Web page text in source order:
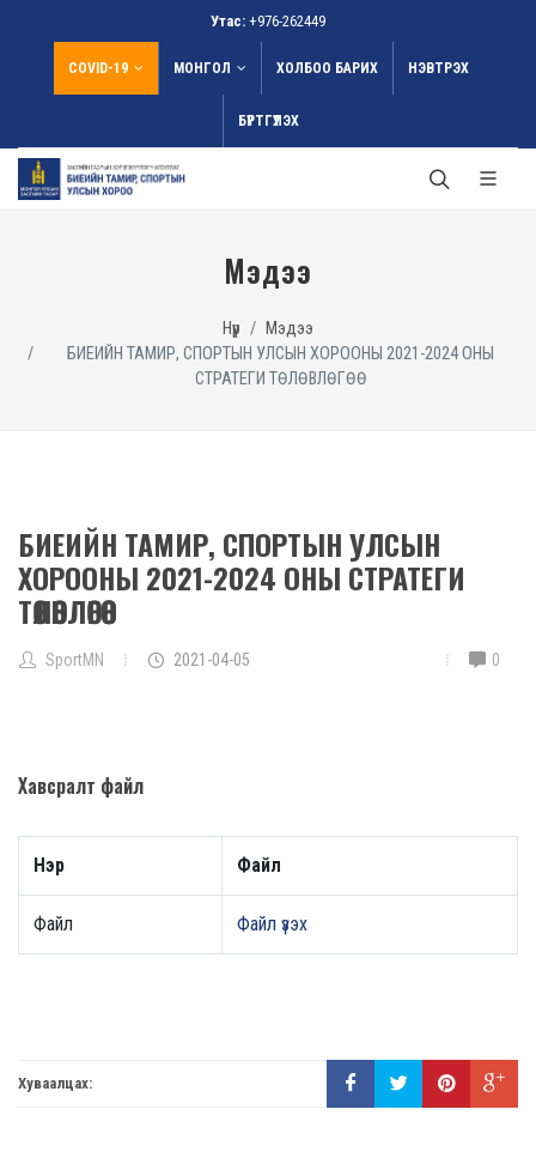
Утас: +976-262449
COVID-19 МОНГОЛ ХОЛБОО БАРИХ НЭВТРЭХ
БҮРТГҮҮЛЭХ
Мэдээ
Нүүр
Мэдээ
БИЕИЙН ТАМИР, СПОРТЫН УЛСЫН ХОРООНЫ 2021-2024 ОНЫ
СТРАТЕГИ ТӨЛӨВЛӨГӨӨ
БИЕИЙН ТАМИР, СПОРТЫН УЛСЫН
ХОРООНЫ 2021-2024 ОНЫ СТРАТЕГИ
ТӨЛӨВЛӨГӨӨ
SportMN 2021-04-05 0
Хавсралт файл
Нэр Файл
Файл Файл үзэх
Хуваалцах: